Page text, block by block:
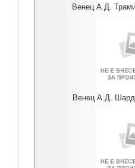
Венец А.Д.
Венец А.Д.